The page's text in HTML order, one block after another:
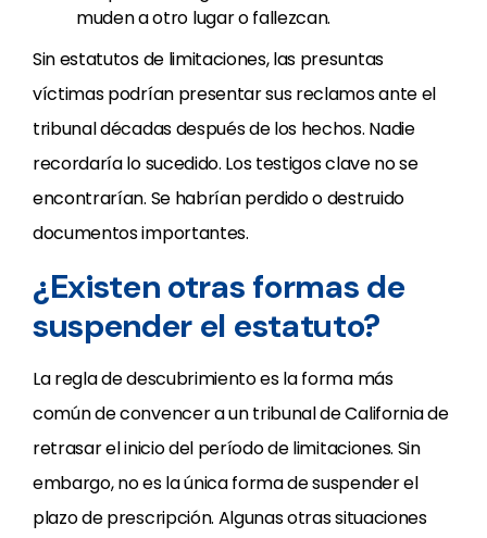
muden a otro lugar o fallezcan.
Sin estatutos de limitaciones, las presuntas
víctimas podrían presentar sus reclamos ante el
tribunal décadas después de los hechos. Nadie
recordaría lo sucedido. Los testigos clave no se
encontrarían. Se habrían perdido o destruido
documentos importantes.
¿Existen otras formas de
suspender el estatuto?
La regla de descubrimiento es la forma más
común de convencer a un tribunal de California de
retrasar el inicio del período de limitaciones. Sin
embargo, no es la única forma de suspender el
plazo de prescripción. Algunas otras situaciones